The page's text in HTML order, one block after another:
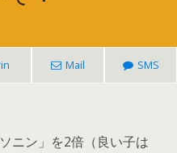
Mail SMS
ニン」を2倍（良い子は